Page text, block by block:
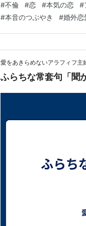
った。 そう、私は恋をし
できた。 その至福を刻まれ
#不倫 #恋 #本気の恋 #
#本音のつぶやき #婚外恋
愛をあきらめないアラフィフ主
ふらちな常套句「聞